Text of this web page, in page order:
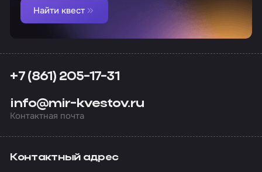
Найти квест
+7 (861) 205-17-31
info@mir-kvestov.ru
Контактная почта
Контактный адрес